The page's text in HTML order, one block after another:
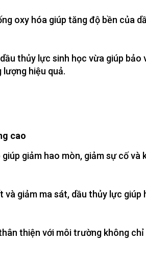
oxy hóa giúp tăng độ bền của
thủy lực sinh học vừa giúp
hiệu quả.
cao
giảm hao mòn, giảm sự cố
giảm ma sát, dầu thủy lực giúp
thiện với môi trường không